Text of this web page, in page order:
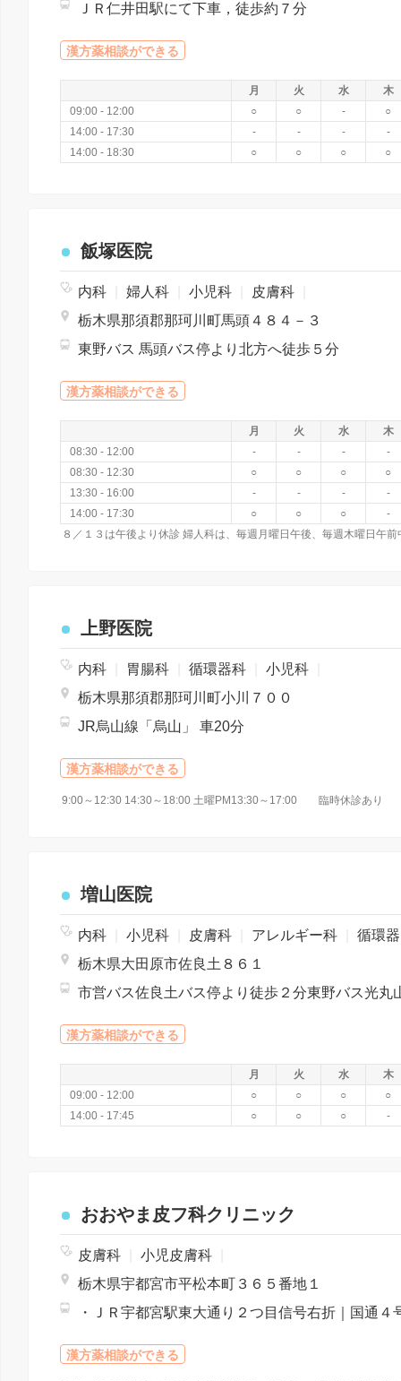
ＪＲ仁井田駅にて下車，徒歩約７分
漢方薬相談ができる
月 火 水
木
09:00 - 12:00
○ ○ -
○
14:00 - 17:30
- - -
-
14:00 - 18:30
○ ○ ○ ○
飯塚医院
内科 婦人科 小児科 皮膚科
栃木県那須郡那珂川町馬頭４８４－３
東野バス 馬頭バス停より北方へ徒歩５分
漢方薬相談ができる
月 火 水
木
08:30 - 12:00
- - -
-
08:30 - 12:30
○ ○ ○
○
13:30 - 16:00
- - -
-
14:00 - 17:30
○ ○ ○
-
８／１３は午後より休診 婦人科は、毎週月曜日午後、毎週木曜日午前
上野医院
内科 胃腸科 循環器科 小児科
栃木県那須郡那珂川町小川７００
JR烏山線「烏山」 車20分
漢方薬相談ができる
9:00～12:30 14:30～18:00 土曜PM13:30～17:00 臨時休診あり
増山医院
内科 小児科 皮膚科 アレルギー科
循環器科
栃木県大田原市佐良土８６１
漢方薬相談ができる
月 火 水
木
09:00 - 12:00
○ ○ ○
○
14:00 - 17:45
○ ○ ○ -
おおやま皮フ科クリニック
皮膚科 小児皮膚科
栃木県宇都宮市平松本町３６５番地１
漢方薬相談ができる